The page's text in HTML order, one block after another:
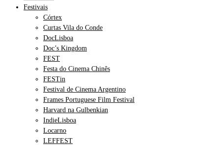
Festivais
Córtex
Curtas Vila do Conde
DocLisboa
Doc’s Kingdom
FEST
Festa do Cinema Chinês
FESTin
Festival de Cinema Argentino
Frames Portuguese Film Festival
Harvard na Gulbenkian
IndieLisboa
Locarno
LEFFEST